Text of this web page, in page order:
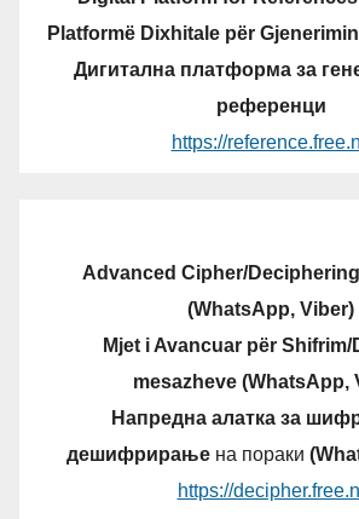
Platformë Dixhitale për
Дигитална платформа за
референци
https://
Advanced Cipher/
(WhatsApp, Viber)
Mjet i Avancuar për
mesazheve (WhatsApp,
Напредна алатка за
дешифрирањена пораки
https://